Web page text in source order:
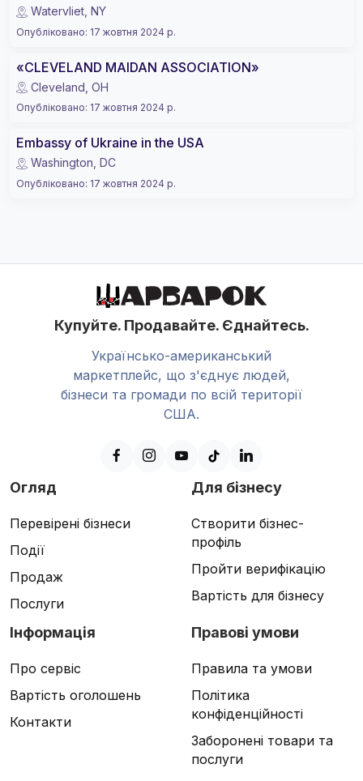
Watervliet, NY
Опубліковано: 17 жовтня 2024 р.
«CLEVELAND MAIDAN ASSOCIATION»
Cleveland, OH
Опубліковано: 17 жовтня 2024 р.
Embassy of Ukraine in the USA
Washington, DC
Опубліковано: 17 жовтня 2024 р.
Купуйте. Продавайте. Єднайтесь.
Українсько-американський
маркетплейс, що з'єднує людей,
бізнеси та громади по всій території
США.
Огляд
Перевірені бізнеси
Події
Продаж
Послуги
Для бізнесу
Створити бізнес-
профіль
Пройти верифікацію
Вартість для бізнесу
Інформація
Про сервіс
Вартість оголошень
Контакти
Правові умови
Правила та умови
Політика
конфіденційності
Заборонені товари та
послуги